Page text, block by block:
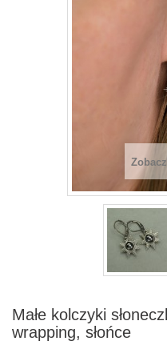
Małe kolczyki
wrapping, słońce